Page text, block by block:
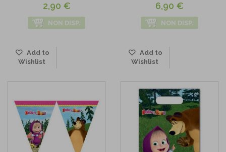
2,90 €
NON DISP.
Add to
Wishlist
6,90 €
NON DISP.
Add to
Wishlist